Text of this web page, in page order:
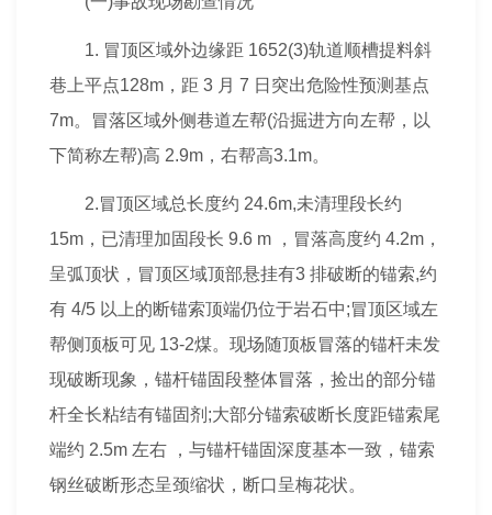
1. 冒顶区域外边缘距 1652(3)轨道顺槽提料斜
巷上平点128m，距 3 月 7 日突出危险性预测基点
7m。冒落区域外侧巷道左帮(沿掘进方向左帮，以
下简称左帮)高 2.9m，右帮高3.1m。
2.冒顶区域总长度约 24.6m,未清理段长约
15m，已清理加固段长 9.6 m ，冒落高度约 4.2m，
呈弧顶状，冒顶区域顶部悬挂有3 排破断的锚索,约
有 4/5 以上的断锚索顶端仍位于岩石中;冒顶区域左
帮侧顶板可见 13-2煤。现场随顶板冒落的锚杆未发
现破断现象，锚杆锚固段整体冒落，捡出的部分锚
杆全长粘结有锚固剂;大部分锚索破断长度距锚索尾
端约 2.5m 左右 ，与锚杆锚固深度基本一致，锚索
钢丝破断形态呈颈缩状，断口呈梅花状。